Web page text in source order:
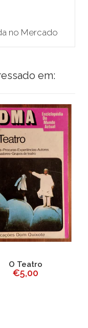
no Mercado
em:
O Teatro
€5,00